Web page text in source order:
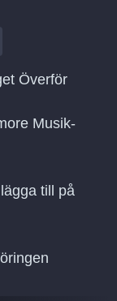
Överför
Musik-
till på